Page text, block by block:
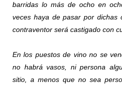
barridas lo más de ocho en
veces haya de pasar por dichas
contraventor será castigado con
En los puestos de vino no se
no habrá vasos, ni persona
sitio, a menos que no sea